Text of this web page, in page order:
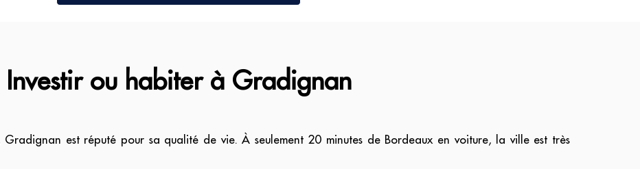
Investir ou habiter à Gradignan
est réputé pour sa qualité de vie. À seulement 20 minutes de Bordeaux en voiture, la ville est très